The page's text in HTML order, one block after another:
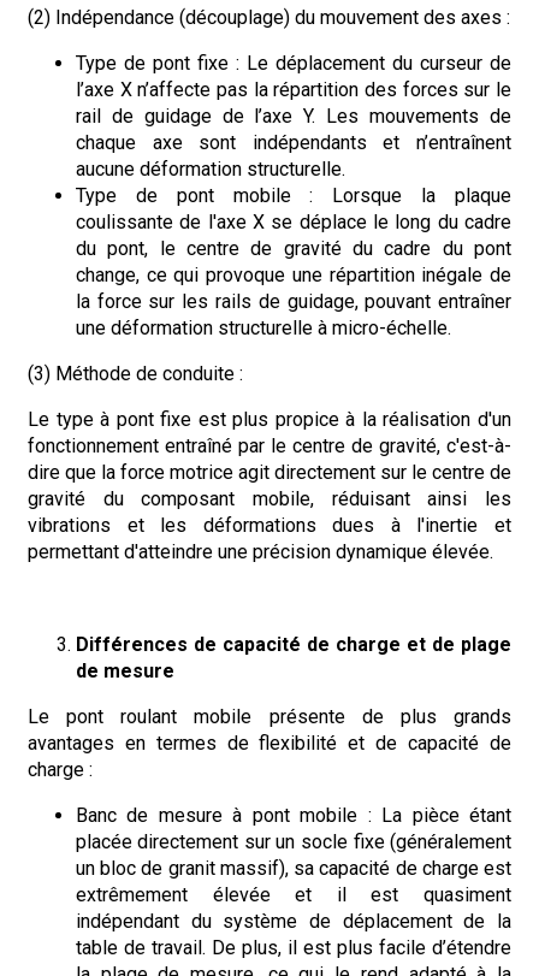
(2) Indépendance (découplage) du mouvement des axes :
Type de pont fixe : Le déplacement du curseur de
l’axe X n’affecte pas la répartition des forces sur le
rail de guidage de l’axe Y. Les mouvements de
chaque axe sont indépendants et n’entraînent
aucune déformation structurelle.
Type de pont mobile : Lorsque la plaque
coulissante de l'axe X se déplace le long du cadre
du pont, le centre de gravité du cadre du pont
change, ce qui provoque une répartition inégale de
la force sur les rails de guidage, pouvant entraîner
une déformation structurelle à micro-échelle.
(3) Méthode de conduite :
Le type à pont fixe est plus propice à la réalisation d'un
fonctionnement entraîné par le centre de gravité, c'est-à-
dire que la force motrice agit directement sur le centre de
gravité du composant mobile, réduisant ainsi les
vibrations et les déformations dues à l'inertie et
permettant d'atteindre une précision dynamique élevée.
Différences de capacité de charge et de plage
de mesure
Le pont roulant mobile présente de plus grands
avantages en termes de flexibilité et de capacité de
charge :
Banc de mesure à pont mobile : La pièce étant
placée directement sur un socle fixe (généralement
un bloc de granit massif), sa capacité de charge est
extrêmement élevée et il est quasiment
indépendant du système de déplacement de la
table de travail. De plus, il est plus facile d’étendre